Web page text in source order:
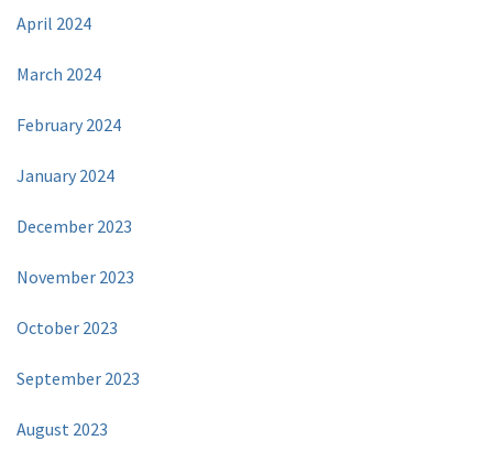
April 2024
March 2024
February 2024
January 2024
December 2023
November 2023
October 2023
September 2023
August 2023